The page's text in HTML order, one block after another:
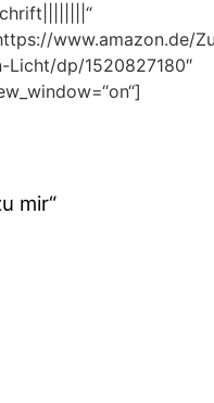
www.amazon.de/
Licht/dp/1520827180″
mir“